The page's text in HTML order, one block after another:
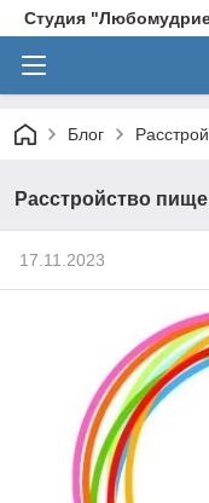
Студия
Блог
Расстройство
17.11.2023